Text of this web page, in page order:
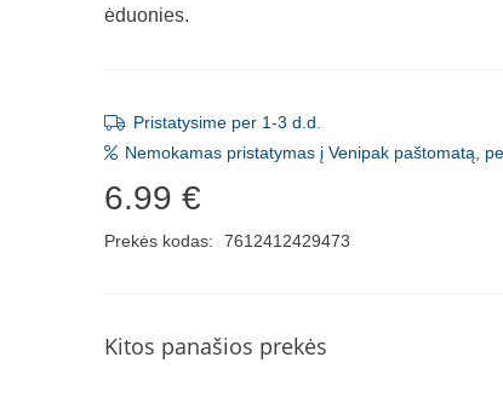
ėduonies.
Pristatysime per 1-3 d.d.
Nemokamas pristatymas į Venipak paštomatą,
6.99€
Prekės kodas: 7612412429473
Kitos panašios prekės